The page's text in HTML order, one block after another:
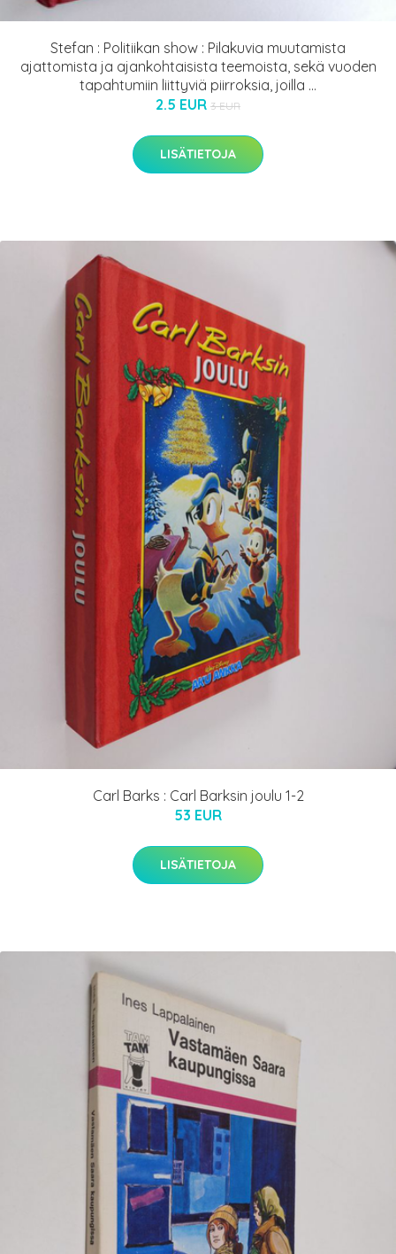
Stefan : Politiikan show : Pilakuvia muutamista
ajattomista ja ajankohtaisista teemoista, sekä vuoden
tapahtumiin liittyviä piirroksia, joilla ...
2.5 EUR 3 EUR
LISÄTIETOJA
Carl Barks : Carl Barksin joulu 1-2
53 EUR
LISÄTIETOJA